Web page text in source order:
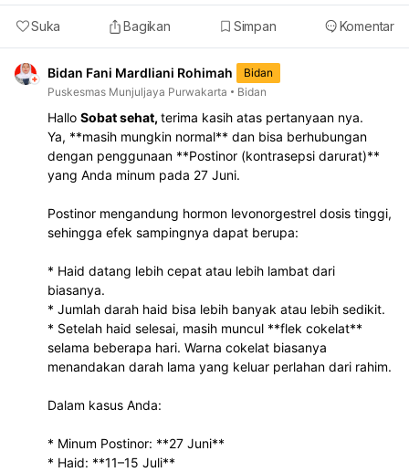
Suka Bagikan Simpan Komentar
Bidan Fani Mardliani Rohimah
Bidan
Puskesmas Munjuljaya Purwakarta
Bidan
Hallo Sobat sehat, terima kasih atas pertanyaan nya.
Ya, **masih mungkin normal** dan bisa berhubungan
dengan penggunaan **Postinor (kontrasepsi darurat)**
yang Anda minum pada 27 Juni.
Postinor mengandung hormon levonorgestrel dosis tinggi,
sehingga efek sampingnya dapat berupa:
* Haid datang lebih cepat atau lebih lambat dari
biasanya.
* Jumlah darah haid bisa lebih banyak atau lebih sedikit.
* Setelah haid selesai, masih muncul **flek cokelat**
selama beberapa hari. Warna cokelat biasanya
menandakan darah lama yang keluar perlahan dari rahim.
Dalam kasus Anda:
* Minum Postinor: **27 Juni**
* Haid: **11–15 Juli**